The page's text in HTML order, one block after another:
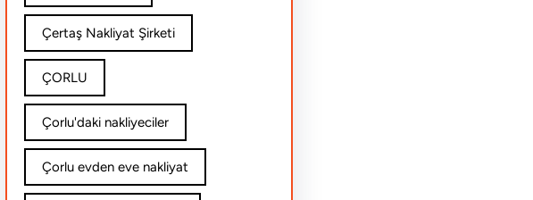
Çertaş Nakliyat Şirketi
ÇORLU
Çorlu'daki nakliyeciler
Çorlu evden eve nakliyat